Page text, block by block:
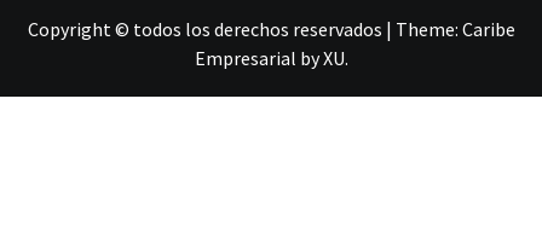
Copyright © todos los derechos reservados | Theme: Caribe
Empresarial byXU.